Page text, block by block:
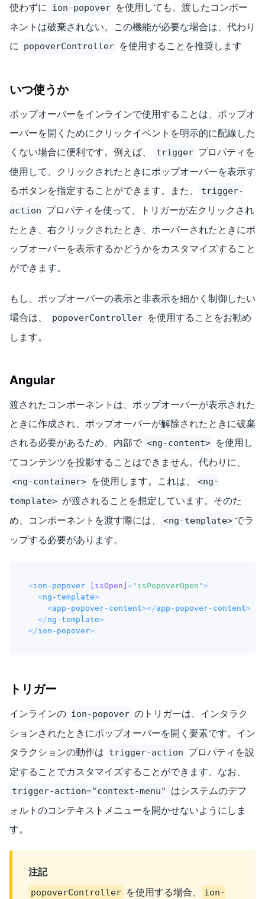
使わずに ion-popover を使用しても、渡したコンポー
ネントは破棄されない。この機能が必要な場合は、代わり
に popoverController を使用することを推奨します
いつ使うか
ポップオーバーをインラインで使用することは、ポップオ
ーバーを開くためにクリックイベントを明示的に配線した
くない場合に便利です。例えば、
trigger プロパティを
使用して、クリックされたときにポップオーバーを表示す
るボタンを指定することができます。また、
trigger-
action プロパティを使って、トリガーが左クリックされ
たとき、右クリックされたとき、ホーバーされたときにポ
ップオーバーを表示するかどうかをカスタマイズすること
ができます。
もし、ポップオーバーの表示と非表示を細かく制御したい
場合は、
popoverController を使用することをお勧め
します。
Angular
渡されたコンポーネントは、ポップオーバーが表示された
ときに作成され、ポップオーバーが解除されたときに破棄
される必要があるため、内部で <ng-content> を使用し
てコンテンツを投影することはできません。代わりに、
<ng-container> を使用します。これは、
<ng-
template> が渡されることを想定しています。そのた
め、コンポーネントを渡す際には、
<ng-template> でラ
ップする必要があります。
<ion-popover [isOpen] =" isPopoverOpen ">
<ng-template>
<app-popover-content></app-popover-content>
</ng-template>
</ion-popover>
トリガー
インラインの ion-popover のトリガーは、インタラク
ションされたときにポップオーバーを開く要素です。イン
タラクションの動作は trigger-action プロパティを設
定することでカスタマイズすることができます。なお、
trigger-action="context-menu"
はシステムのデフ
ォルトのコンテキストメニューを開かせないようにしま
す。
注記
popoverController を使用する場合、
ion-